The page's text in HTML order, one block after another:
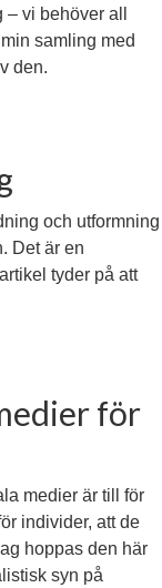
vi behöver all
samling med
den.
och utformning
Det är en
tyder på att
för
medier är till för
individer, att de
hoppas den här
syn på